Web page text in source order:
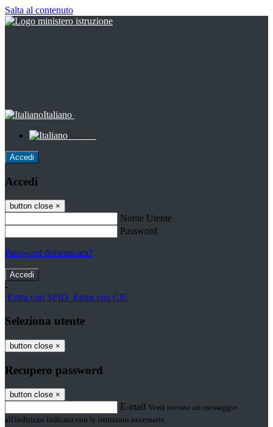
Salta al contenuto
Italiano
Accedi
Accedi
button close ×
Nome Utente
Password
Password dimenticata?
-
Entra con SPID Entra con CIE
Seleziona utente
button close ×
Recupero password
button close ×
E-mail Verrà inviato un messaggio
all'indirizzo indicato con le istruzioni necessarie.